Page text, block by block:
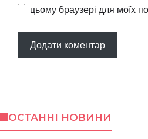
цьому браузері для моїх
ОСТАННІ НОВИНИ